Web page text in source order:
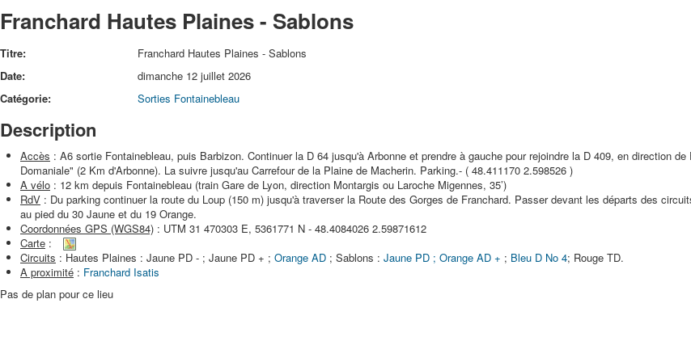
Franchard Hautes Plaines - Sablons
Titre:
Franchard Hautes Plaines - Sablons
Date:
dimanche 12 juillet 2026
Catégorie:
Sorties Fontainebleau
Description
Accès : A6 sortie Fontainebleau, puis Barbizon. Continuer la D 64 jusqu'à Arbonne et prendre à gauche pour rejoindre la D 409, en direction
Domaniale" (2 Km d'Arbonne). La suivre jusqu'au Carrefour de la Plaine de Macherin. Parking.- ( 48.411170 2.598526 )
A vélo : 12 km depuis Fontainebleau (train Gare de Lyon, direction Montargis ou Laroche Migennes, 35’)
RdV : Du parking continuer la route du Loup (150 m) jusqu'à traverser la Route des Gorges de Franchard. Passer devant les départs des
au pied du 30 Jaune et du 19 Orange.
Coordonnées GPS (WGS84) : UTM 31 470303 E, 5361771 N - 48.4084026 2.59871612
Carte :
Circuits : Hautes Plaines : Jaune PD - ; Jaune PD + ; Orange AD ; Sablons : Jaune PD ; Orange AD + ; Bleu D No 4; Rouge TD.
A proximité : Franchard Isatis
Pas de plan pour ce lieu